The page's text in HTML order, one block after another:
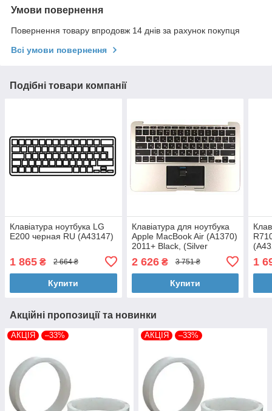
Умови повернення
Повернення товару впродовж 14 днів за рахунок покупця
Всі умови повернення
Подібні товари компанії
Клавіатура ноутбука LG
E200 черная RU (A43147)
1 865 ₴ 2 664 ₴
Купити
Клавіатура для ноутбука
Apple MacBook Air (A1370)
2011+ Black, (Silver
(горизонтальний ентер)
2 626₴ 3 751 ₴
Купити
1
Акційні пропозиції та новинки
АКЦІЯ –33% АКЦІЯ –33%